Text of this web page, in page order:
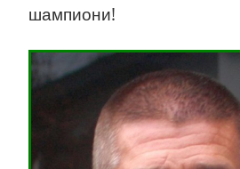
шампиони!